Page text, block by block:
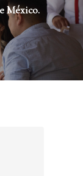
México.